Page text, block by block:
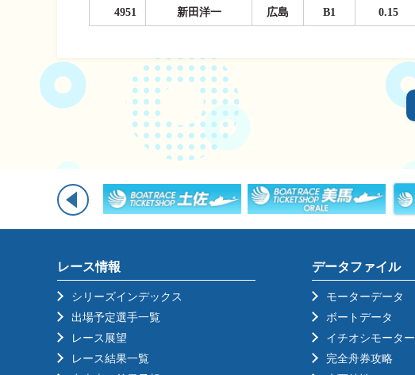
4951 新田洋一 広島 B1 0.15
レース情報
シリーズインデックス
出場予定選手一覧
レース展望
レース結果一覧
データファイル
モーターデータ
ボートデータ
イチオシモーター
完全舟券攻略